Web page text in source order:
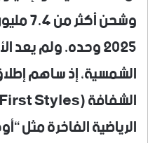
وشحن
2025 وحده. ولم يعد
الشمسية، إذ ساهم
الرياضية الفاخرة مثل